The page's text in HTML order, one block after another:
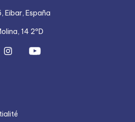
Eibar, España
14 2ºD